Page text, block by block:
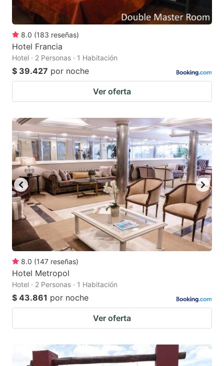
8.0 (183 reseñas)
Hotel Francia
Hotel · 2 Personas · 1 Habitación
$ 39.427 por noche
Ver oferta
8.0 (147 reseñas)
Hotel Metropol
Hotel · 2 Personas · 1 Habitación
$ 43.861 por noche
Ver oferta